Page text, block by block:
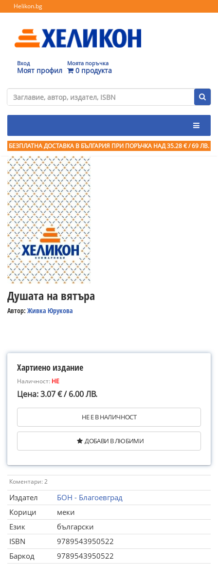
Helikon.bg
Вход
Моят профил
Моята поръчка
0 продукта
БЕЗПЛАТНА ДОСТАВКА В БЪЛГАРИЯ ПРИ ПОРЪЧКА НАД 35.28 € / 69 ЛВ.
Душата на вятъра
Автор: Живка Юрукова
Хартиено издание
Наличност: НЕ
Цена: 3.07 € / 6.00 ЛВ.
НЕ Е В НАЛИЧНОСТ
ДОБАВИ В ЛЮБИМИ
Коментари: 2
Издател
БОН - Благоевград
Корици
меки
Език
български
ISBN
9789543950522
Баркод
9789543950522